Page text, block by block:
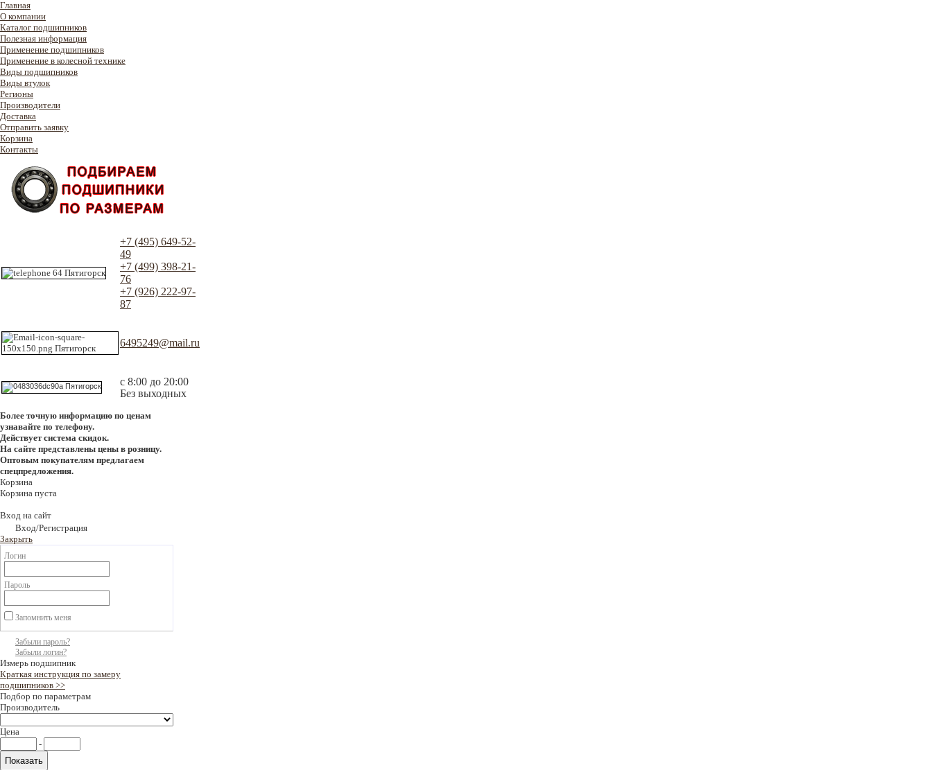
Главная
О компании
Каталог подшипников
Полезная информация
Применение подшипников
Применение в колесной технике
Виды подшипников
Виды втулок
Регионы
Производители
Доставка
Отправить заявку
Корзина
Контакты
+7 (495) 649-52-
49
+7 (499) 398-21-
76
+7 (926) 222-97-
87
6495249@mail.ru
с 8:00 до 20:00
Без выходных
Более точную информацию по ценам
узнавайте по телефону.
Действует система скидок.
На сайте представлены цены в розницу.
Оптовым покупателям предлагаем
спецпредложения.
Корзина
Корзина пуста
Вход на сайт
Вход/Регистрация
Закрыть
Логин
Пароль
Запомнить меня
Забыли пароль?
Забыли логин?
Измерь подшипник
Краткая инструкция по замеру
подшипников >>
Подбор по параметрам
Производитель
Цена
-